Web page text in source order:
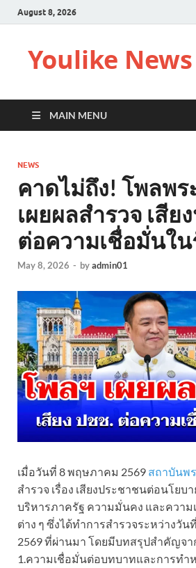
August 8, 2026
Youlike News
MAIN MENU
NEWS
คาดไม่ถึง! โพลพร
เผยผลสำรวจ เสีย
ต่อความเชื่อมั่นใ
May 8, 2026 - byadmin01
เมื่อวันที่ 8 พฤษภาคม 2569 สถาบันพ
สำรวจ เรื่อง เสียงประชาชนต่อนโยบ
บริหารภาครัฐ ความมั่นคง และควา
ต่าง ๆ ซึ่งได้ทำการสำรวจระหว่างวัน
2569 ที่ผ่านมา โดยมีบทสรุปสำคัญจา
1.ความเชื่อมั่นต่อบทบาทและการทำ